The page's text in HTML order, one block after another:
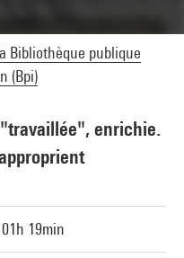
Bibliothèque publique
(Bpi)
enrichie.
19min